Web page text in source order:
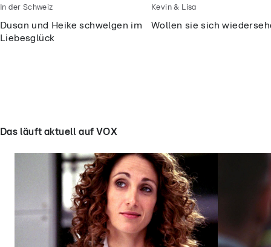
Dusan und Heike schwelgen im
Liebesglück
In der Schweiz
Wollen sie sich
Kevin & Lisa
Das läuft aktuell auf VOX